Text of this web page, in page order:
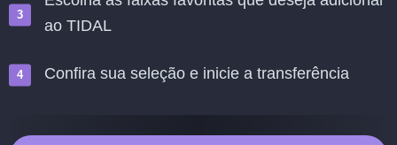
ao TIDAL
Confira sua seleção e inicie a transferência